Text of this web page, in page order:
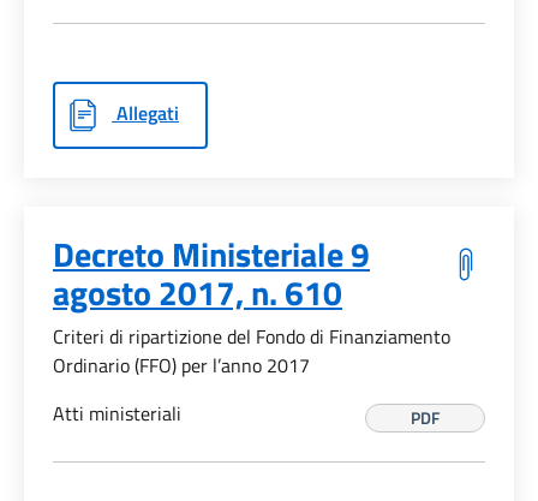
Allegati
Decreto Ministeriale 9
agosto 2017, n. 610
Criteri di ripartizione del Fondo di Finanziamento
Ordinario (FFO) per l’anno 2017
Atti ministeriali
PDF